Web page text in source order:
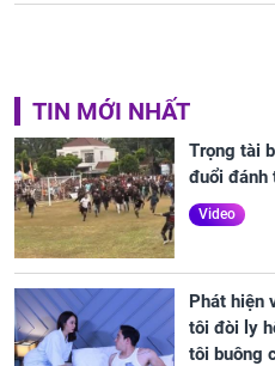
TIN MỚI NHẤT
Trọng tài
đuổi đánh
Video
Phát hiện
tôi đòi ly
tôi buông